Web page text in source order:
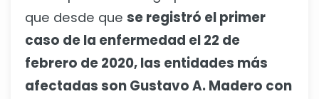
que desde que se registró el primer
caso de la enfermedad el 22 de
febrero de 2020, las entidades más
afectadas son Gustavo A. Madero con